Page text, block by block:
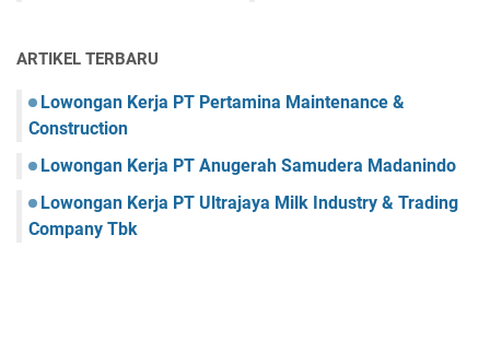
ARTIKEL TERBARU
Lowongan Kerja PT Pertamina Maintenance &
Construction
Lowongan Kerja PT Anugerah Samudera Madanindo
Lowongan Kerja PT Ultrajaya Milk Industry & Trading
Company Tbk